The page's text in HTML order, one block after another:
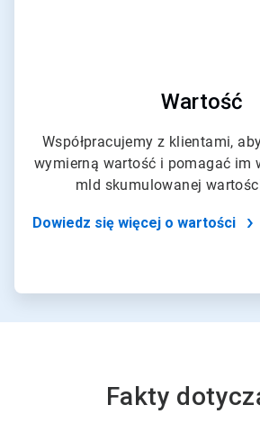
Wartość
Współpracujemy z klientami,
wymierną wartość i pomagać im
mld skumulowanej
Dowiedz się więcej o wartości
Fakty